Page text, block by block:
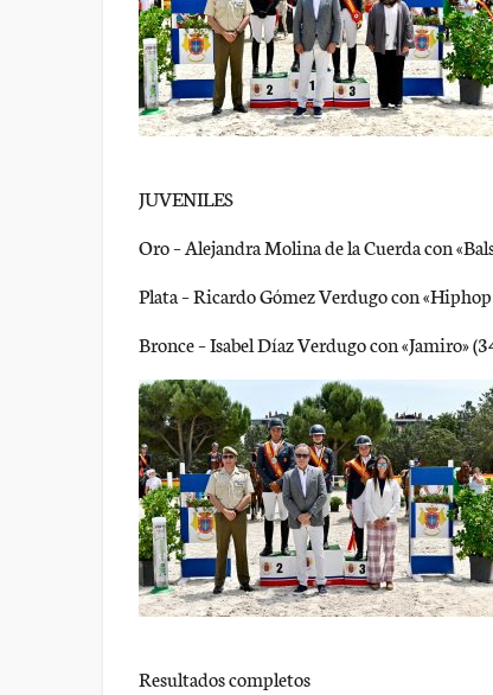
JUVENILES
Oro – Alejandra Molina de la Cuerda con
Plata – Ricardo Gómez Verdugo con
Bronce – Isabel Díaz Verdugo con «Jamiro»
Resultados completos